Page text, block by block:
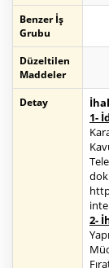
Benzer İş
Grubu
Düzeltilen
Maddeler
Detay
1-
2-